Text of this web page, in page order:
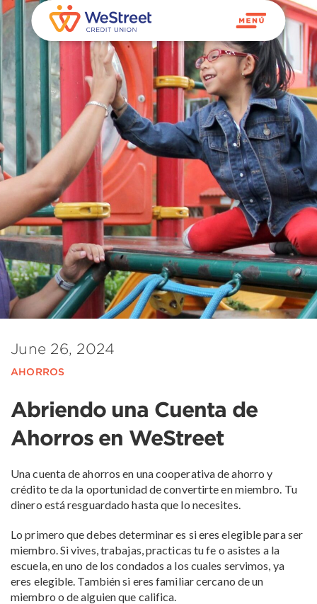
June 26, 2024
AHORROS
Abriendo una Cuenta de
Ahorros en WeStreet
Una cuenta de ahorros en una cooperativa de ahorro y
crédito te da la oportunidad de convertirte en miembro. Tu
dinero está resguardado hasta que lo necesites.
Lo primero que debes determinar es si eres elegible para ser
miembro. Si vives, trabajas, practicas tu fe o asistes a la
escuela, en uno de los condados a los cuales servimos, ya
eres elegible. También si eres familiar cercano de un
miembro o de alguien que califica.